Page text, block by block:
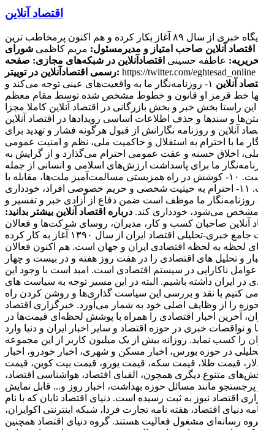
اقتصاد آنلاین
این پایگاه خبری از سال ۸۹ آغاز بکار کرده و هم اکنون پرمخاطب ترین
آنلاین صاحب امتیاز و مدیرمسئول: مریم کاظمی شورای
عاطفه حسینی اقتصادآنلاین در شبکه‌های مجازی: صفحه
رسمی اقتصادآنلاین در توییتر: https://twitter.com/eghtesad_online
آنلاین
۱- روزنامه‌نگار ما به واقعیت‌های عینی توجه می‌کند و
و تنها خط قرمز او قانون و خطوط مشخص شده توسط مقام معظم
راستا بخش خبر و بخش بازرگانی در اقتصاد آنلاین کاملا مجزا
منتشر کنند، حتما منبع را ذکر می کنند. ۴- سرقت ادبی، مخدوش ساختن متن‌ها و سندها و حذف اطلاعات اساسی رویدادها در اقتصاد آنلاین
روزنامه‌نگار ما از پذیرش هرگونه پاداش مادی برای پیش‌برد مقاصد خصوصی مغایر با مصالح عمومی، خودداری می‌کند. ۶- اقتصاد آنلاین و روزنامه نگارانش از قبول هرگونه فشار و تهدید برای
آنها، خودداری کرده و از خط‌مشی عمومی رسانه و اصول شرافت حرفه ای خویش تبعیت می‌کند. ۷- روزنامه‌نگار ما با احترام به استقلال و حاکمیت ملی، نظم و امنیت عمومی
مذهبی، آداب و سنن قومی و ملی، اخلاق حسنه و عفت عمومی احترام می‌گذارد و از گرایش به
در این زمینه‌ها و همچنین تشویق و تحریک به جنگ تجاوزکارانه نسبت به کشورهای دیگر خودداری می‌کند. ۹- روزنامه‌نگار ما برای پاسداشت ارزش‌های اسلامی و انسانی از جمله
عدالت‌طلبی، آزادیخواهی، صلح و امنیت بشر، استقلال و پیشرفت فرهنگی، اجتماعی و اقتصادی ملت‌ها و فرهنگ‌ها، احترام خاص قائل است. ۱۰- کوشش در راه همزیستی مسالمت‌آمیز ملت‌ها، مقابله با
گسترش وسایل و ادوات کشتار جمعی، جلوگیری از آلودگی محیط‌زیست و مبارزه علیه سلطه فرهنگی از رسالت‌های مهم روزنامه‌نگاری است. ۱۱- احترام به حیثیت شخصی و حریم خصوصی افراد، خودداری
توهین، تهمت و افتراء نسبت به اشخاص و تلاش در حفظ سلامت و آرامش روانی جامعه از وظایف روزنامه‌نگاران ما محسوب می‌شود. ۱۲- روزنامه‌نگار ما موظف است ضمن دفاع از آزادی خبر و تفسیر و
مشخص می‌شود، خودداری کند. درباره اقتصاد آنلاین بیشتر بدانید:
اقتصاد آنلاین صاحبان کسب و کار، مدیران، روسای شرکت‌ها و فعالان
اقتصادی هستند که می‌خواهند یک روز زودتر از اخبار مطلع شوند و در نتیجه به روزنامه‌ها اکتفا نمی‌کنند. اقتصاد آنلاین، به عنوان اولین سایت جامع خبری-تحلیلی اقتصاد ایران از سال ۱۳۹۰ آغاز به کار کرده
لحظه به لحظه اقتصادی ایران و جهان است. هم اکنون فعالان
و تحلیل های اقتصادی را در هفت روز هفته و در بیست و چهار
عوامل ناکارایی در سیستم اقتصادی است. امید است با وجود این
ایران داشته باشیم. البته در این مسیر توجه به سیاست های
کنیم با نقد و بررسی این سیاست گذاری‌ها و روشن کردن راه
را از وظایف اصلی خود به شمار می‌آورد. خبرگزاری اقتصاد
آخرین اخبار اقتصادی را همراه با پوشش لحظه‌ای قیمت‌ها در
خبری در حوزه اقتصاد و سایر اخبار ایران و دنیا وارد
ترین وبسایت‌های خبری در حوزه دنیای اقتصاد به شمار می‌رود و توانسته است رنک 18 الکسا در ایران را کسب نماید. روزانه بیش از یک میلیون کاربر از این مجموعه
در حوزه بورس، اخبار مسکن و شهری، اخبار خودرو، اخبار
دلار، قیمت طلا، قیمت سکه، قیمت یورو، قیمت بیت کوین، قیمت
متنوع دیگری همچون، الفبای اقتصاد، هواشناسی اقتصاد،
مانند مسائل حوزه بهداشت، اخبار روز و... قابل نمایش
اقتصاد نیوز به ثبت رسیده است. دنیای اقتصاد تابان که با نام
اقتصاد، هفته ‌نامه تجارت فردا، شبکه اینترنتی اکوایران،
رسانه‌ای مشغول فعالیت هستند. گروه دنیای اقتصاد همچنین